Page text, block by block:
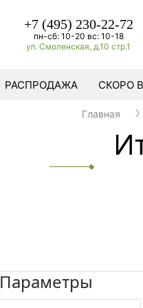
+7 (495) 230-22-72
пн-сб: 10-20 вс: 10-18
ул. Смоленская, д.10 стр.1
РАСПРОДАЖА СКОРО
Главная
Параметры